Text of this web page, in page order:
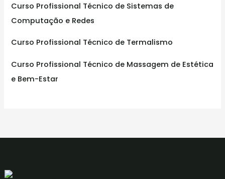
Curso Profissional Técnico de Sistemas de
Computação e Redes
Curso Profissional Técnico de Termalismo
Curso Profissional Técnico de Massagem de Estética
e Bem-Estar